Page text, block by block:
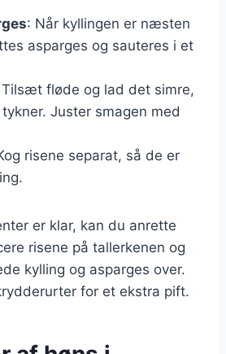
: Når kyllingen er næsten
asparges og sauteres i et
Tilsæt fløde og lad det simre,
Juster smagen med
risene separat, så de er
er klar, kan du anrette
risene på tallerkenen og
kylling og asparges over.
for et ekstra pift.